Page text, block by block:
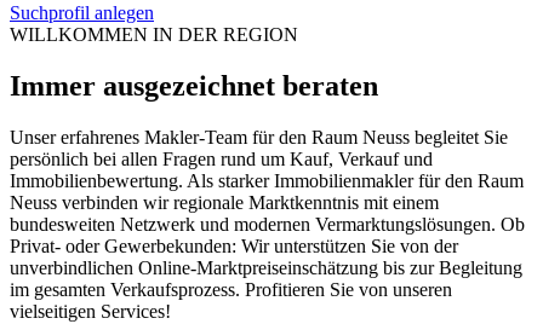
Suchprofil anlegen
WILLKOMMEN IN DER REGION
Immer ausgezeichnet beraten
Unser erfahrenes Makler-Team für den Raum Neuss begleitet Sie
persönlich bei allen Fragen rund um Kauf, Verkauf und
Immobilienbewertung. Als starker Immobilienmakler für den Raum
Neuss verbinden wir regionale Marktkenntnis mit einem
bundesweiten Netzwerk und modernen Vermarktungslösungen. Ob
Privat- oder Gewerbekunden: Wir unterstützen Sie von der
unverbindlichen Online-Marktpreiseinschätzung bis zur Begleitung
im gesamten Verkaufsprozess. Profitieren Sie von unseren
vielseitigen Services!